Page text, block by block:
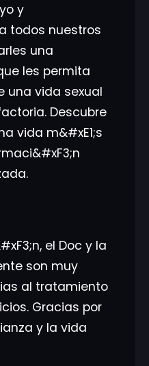
y
todos nuestros
una
les permita
una vida sexual
Descubre
vida m&#xE1;s
el Doc y la
son muy
al tratamiento
Gracias por
y la vida